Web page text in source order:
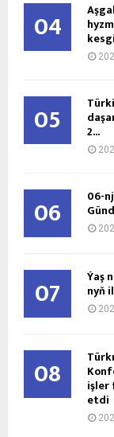
04
05 2...
06 06-
07 Ýaş
nyň
08 işler
etdi